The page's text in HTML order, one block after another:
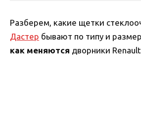
Разберем, какие щетки
Дастер бывают по типу и
как меняются дворники